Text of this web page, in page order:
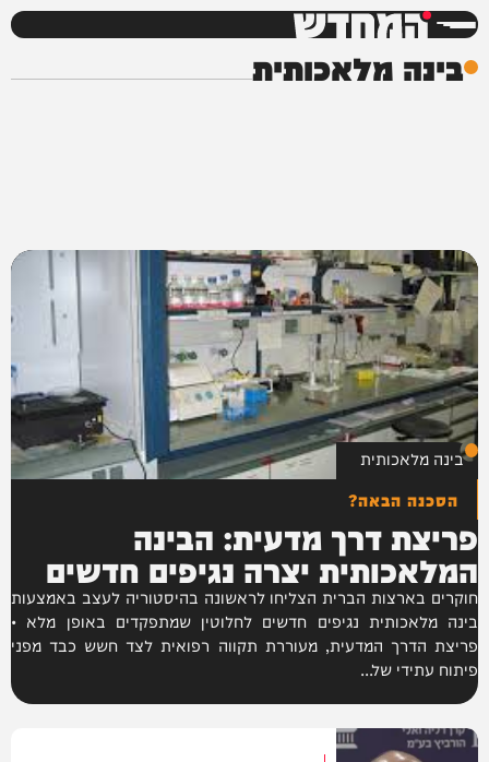
המחדש
בינה מלאכותית
בינה מלאכותית
הסכנה הבאה?
פריצת דרך מדעית: הבינה
המלאכותית יצרה נגיפים חדשים
חוקרים בארצות הברית הצליחו לראשונה בהיסטוריה לעצב באמצעות
בינה מלאכותית נגיפים חדשים לחלוטין שמתפקדים באופן מלא •
פריצת הדרך המדעית, מעוררת תקווה רפואית לצד חשש כבד מפני
פיתוח עתידי של...